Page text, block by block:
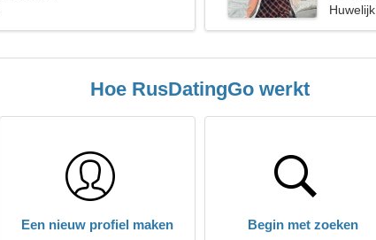
Huwelijk
Hoe RusDatingGo werkt
Een nieuw profiel maken Begin met zoeken